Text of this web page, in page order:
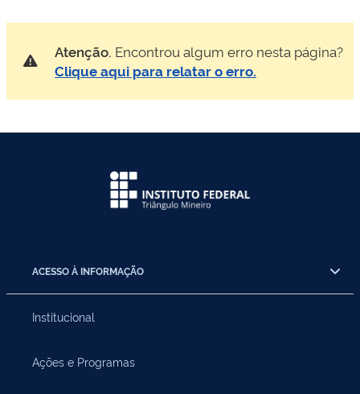
Atenção. Encontrou algum erro nesta página?
Clique aqui para relatar o erro.
ACESSO À INFORMAÇÃO
Institucional
Ações e Programas